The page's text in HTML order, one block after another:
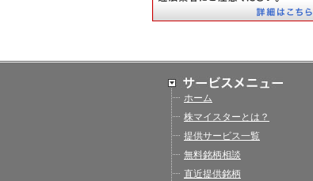
ホーム
株マイスターとは？
提供サービス一覧
無料銘柄相談
直近提供銘柄